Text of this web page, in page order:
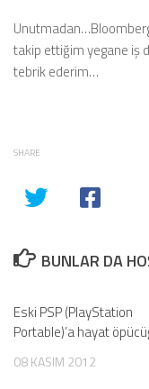
takip ettiğim yegane iş
tebrik ederim…
SHARE
BUNLAR DA
Eski PSP (PlayStation
Portable)’a hayat
08 KASIM 2012